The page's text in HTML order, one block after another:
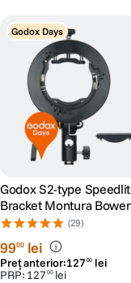
Godox Days
Godox S2-type
Bracket Montura
(29)
9900 lei
Preț anterior:12700 lei
PRP: 127 00 lei